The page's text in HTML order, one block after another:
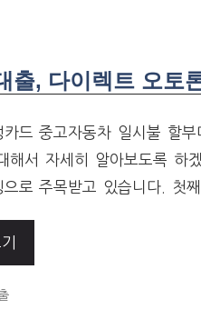
출, 다이렉트 오토
카드 중고자동차 일시불 할
해서 자세히 알아보도록 하
으로 주목받고 있습니다. 첫